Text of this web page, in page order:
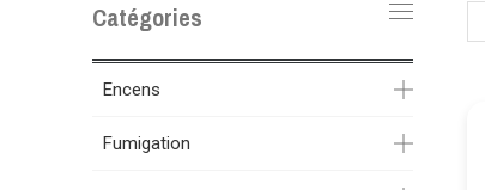
Catégories
Encens
Fumigation